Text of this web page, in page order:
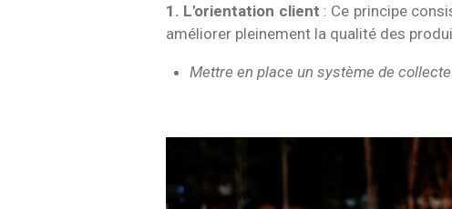
1. L'orientation client : Ce principe
améliorer pleinement la qualité des
Mettre en place un système de